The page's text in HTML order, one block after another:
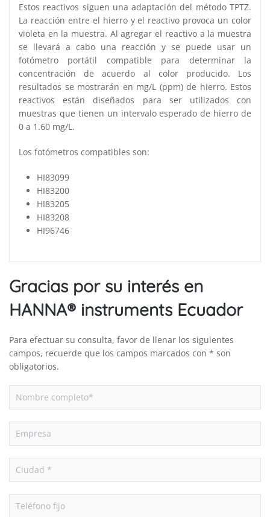
Estos reactivos siguen una adaptación del método TPTZ.
La reacción entre el hierro y el reactivo provoca un color
violeta en la muestra. Al agregar el reactivo a la muestra
se llevará a cabo una reacción y se puede usar un
fotómetro portátil compatible para determinar la
concentración de acuerdo al color producido. Los
resultados se mostrarán en mg/L (ppm) de hierro. Estos
reactivos están diseñados para ser utilizados con
muestras que tienen un intervalo esperado de hierro de
0 a 1.60 mg/L.
Los fotómetros compatibles son:
HI83099
HI83200
HI83205
HI83208
HI96746
Gracias por su interés en
HANNA® instruments Ecuador
Para efectuar su consulta, favor de llenar los siguientes
campos, recuerde que los campos marcados con * son
obligatorios.